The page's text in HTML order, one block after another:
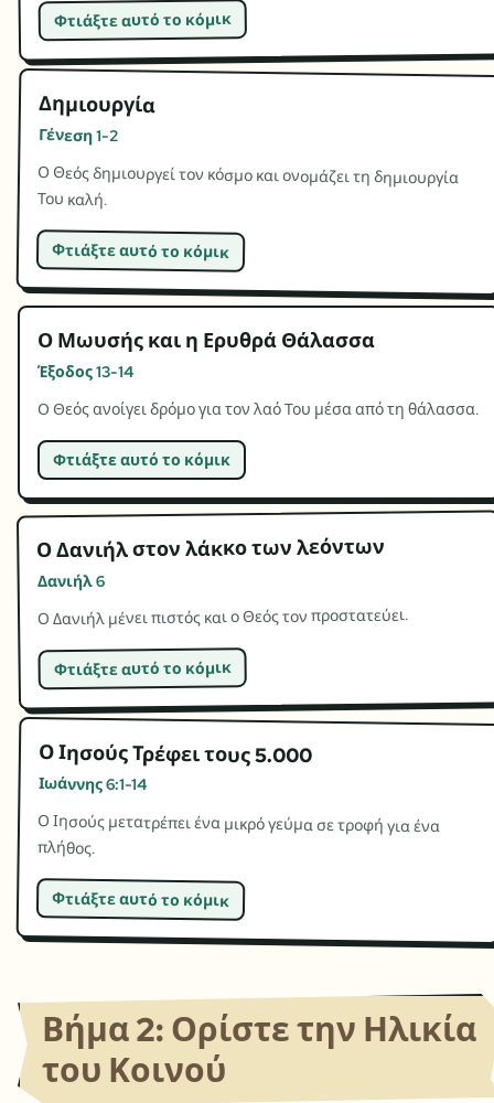
Φτιάξτε αυτό το κόμικ
Δημιουργία
Γένεση 1-2
Ο Θεός δημιουργεί τον κόσμο και ονομάζει τη δημιουργία
Του καλή.
Φτιάξτε αυτό το κόμικ
Ο Μωυσής και η Ερυθρά Θάλασσα
Έξοδος 13-14
Ο Θεός ανοίγει δρόμο για τον λαό Του μέσα από τη θάλασσα.
Φτιάξτε αυτό το κόμικ
Ο Δανιήλ στον λάκκο των λεόντων
Δανιήλ 6
Ο Δανιήλ μένει πιστός και ο Θεός τον προστατεύει.
Φτιάξτε αυτό το κόμικ
Ο Ιησούς Τρέφει τους 5.000
Ιωάννης 6:1-14
Ο Ιησούς μετατρέπει ένα μικρό γεύμα σε τροφή για ένα
πλήθος.
Φτιάξτε αυτό το κόμικ
Βήμα 2: Ορίστε την Ηλικία
του Κοινού